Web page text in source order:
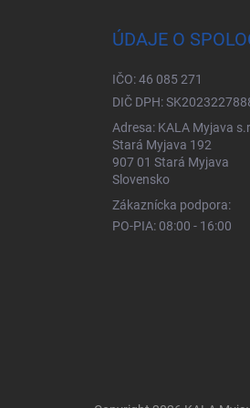
ÚDAJE O
IČO: 46 085 271
DIČ DPH:
Adresa: KALA Myjava
Stará Myjava 192
907 01 Stará Myjava
Slovensko
Zákaznícka podpora:
PO-PIA: 08:00 - 16:00